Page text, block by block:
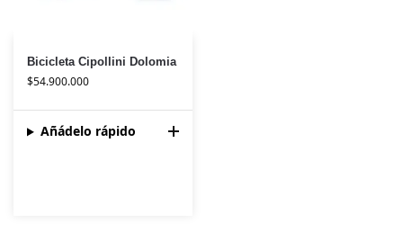
Bicicleta Cipollini Dolomia
$54.900.000
Añádelo rápido